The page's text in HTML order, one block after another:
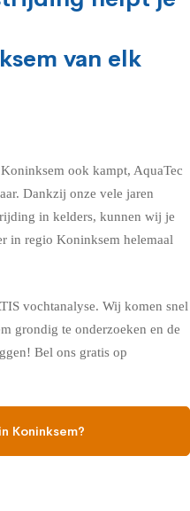
van elk
ook kampt, AquaTec
Dankzij onze vele jaren
in kelders, kunnen wij je
in regio Koninksem helemaal
vochtanalyse. Wij komen snel
grondig te onderzoeken en de
Bel ons gratis op
Koninksem?